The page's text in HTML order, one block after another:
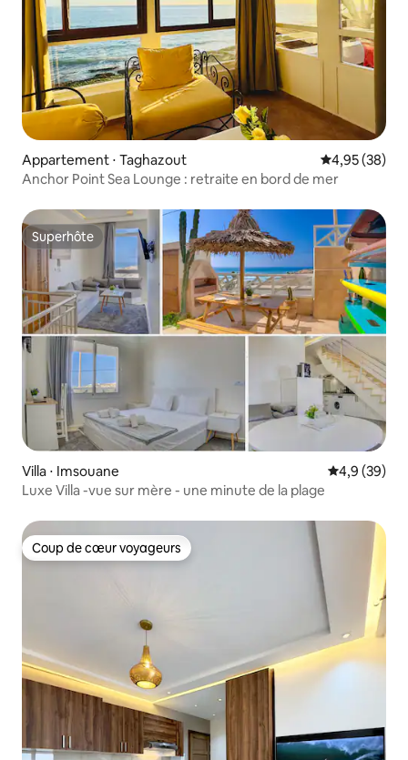
Appartement ⋅ Taghazout Évaluation
4,95 (38)
Anchor Point Sea Lounge : retraite en bord de mer
Superhôte
Superhôte
Villa ⋅ Imsouane Évaluation
4,9 (39)
Luxe Villa -vue sur mère - une minute de la plage
Coup de cœur voyageurs
Coup de cœur voyageurs